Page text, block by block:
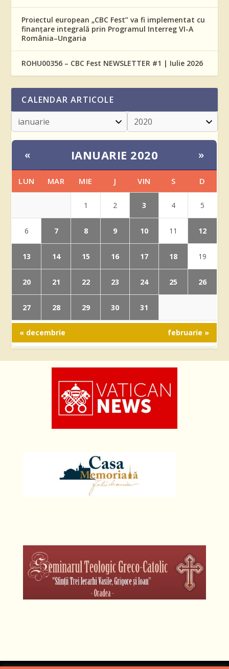
Proiectul european „CBC Fest” va fi implementat cu
finanțare integrală prin Programul Interreg VI-A
România–Ungaria
ROHU00356 – CBC Fest NEWSLETTER #1 | Iulie 2026
CALENDAR ARTICOLE
« IANUARIE 2020 »
LUN MAR MIE J VIN S D
1 2 3 4 5
6 7 8 9 10 11 12
13 14 15 16 17 18 19
20 21 22 23 24 25 26
27 28 29 30 31
« decembrie februarie »